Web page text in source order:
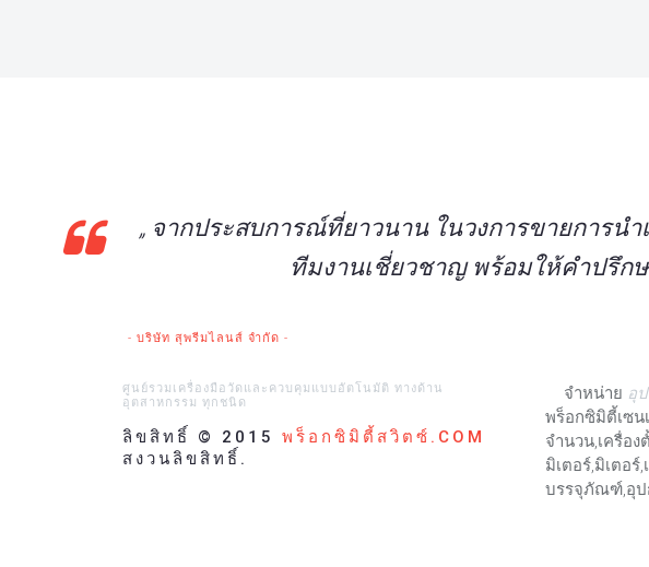
„ จากประสบการณ์ที่ยาวนาน ในวงการขายการ
ทีมงานเชี่ยวชาญ พร้อมให้คำปรึก
- บริษัท สุพรีมไลนส์ จำกัด -
ศูนย์รวมเครื่องมือวัดและควบคุมแบบอัตโนมัติ ทางด้าน
อุตสาหกรรม ทุกชนิด
ลิขสิทธิ์ © 2015 พร็อกซิมิตี้สวิตซ์.COM
สงวนลิขสิทธิ์.
จำหน่าย อุ
พร็อกซิมิตี้เซน
จำนวน,เครื่อ
มิเตอร์,มิเตอร์
บรรจุภัณฑ์,อุป